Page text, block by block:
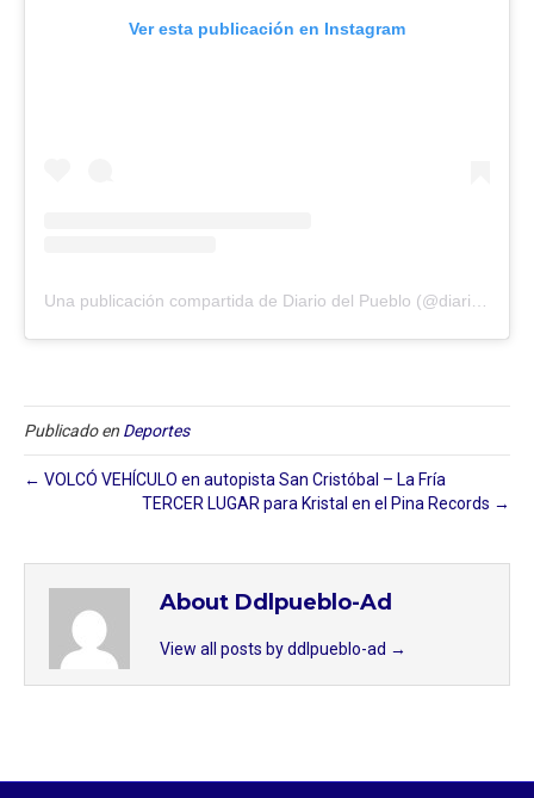
Ver esta publicación en Instagram
Publicado en Deportes
← VOLCÓ VEHÍCULO en autopista San Cristóbal – La Fría
TERCER LUGAR para Kristal en el Pina Records →
About Ddlpueblo-Ad
View all posts by ddlpueblo-ad →